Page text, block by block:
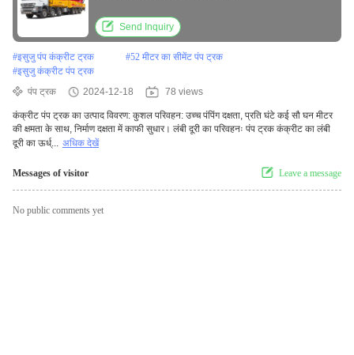
Send Inquiry
#इसुजु पंप कंक्रीट ट्रक #52 मीटर का सीमेंट पंप ट्रक
#इसुजु कंक्रीट पंप ट्रक
पंप ट्रक
2024-12-18 78 views
कंक्रीट पंप ट्रक का उत्पाद विवरण: कुशल परिवहन: उच्च पंपिंग दक्षता, प्रति घंटे कई सौ घन मीटर
की क्षमता के साथ, निर्माण दक्षता में काफी सुधार। लंबी दूरी का परिवहनः पंप ट्रक कंक्रीट का लंबी
दूरी का ऊर्ध्... अधिक देखें
Messages of visitor Leave a message
No public comments yet